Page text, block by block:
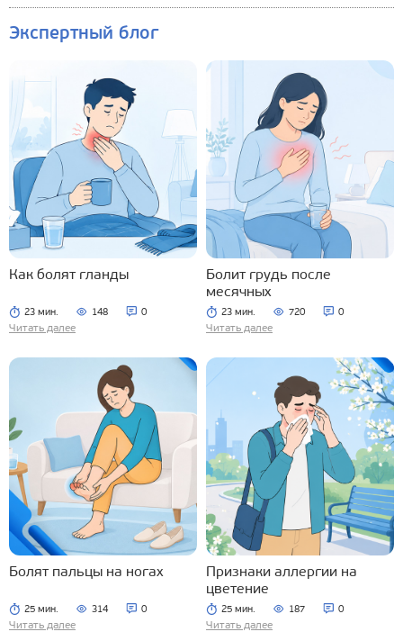
Экспертный блог
Как болят гланды
23 мин. 148 0
Читать далее
Болит грудь после
месячных
23 мин. 720 0
Читать далее
Болят пальцы на ногах
25 мин. 314 0
Читать далее
Признаки аллергии на
цветение
25 мин. 187 0
Читать далее